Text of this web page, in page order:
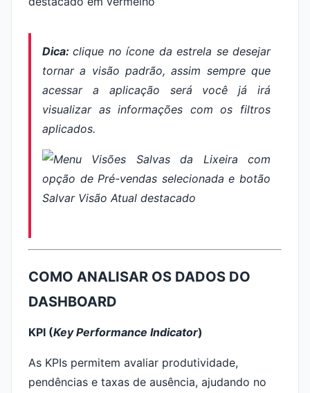
Dica:clique no ícone da estrela se desejar
tornar a visão padrão, assim sempre que
acessar a aplicação será você já irá
visualizar as informações com os filtros
aplicados.
COMO ANALISAR OS DADOS DO
DASHBOARD
KPI (Key Performance Indicator)
As KPIs permitem avaliar produtividade,
pendências e taxas de ausência, ajudando no